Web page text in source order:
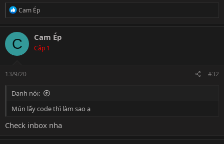
R
c
t
i
o
s
Cam Ép
C Cam Ép
Cấp 1
13/9/20 #32
Danh nói:
Mún lấy code thì làm sao ạ
Check inbox nha